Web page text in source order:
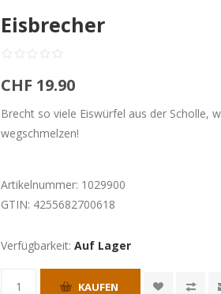
Eisbrecher
CHF 19.90
Brecht so viele Eiswürfel aus der Scholle,
wegschmelzen!
Artikelnummer: 1029900
GTIN: 4255682700618
Verfügbarkeit: Auf Lager
KAUFEN